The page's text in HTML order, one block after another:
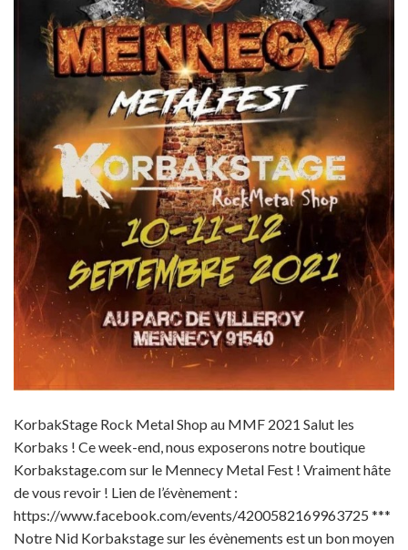
KorbakStage Rock Metal Shop au MMF 2021 Salut les
Korbaks ! Ce week-end, nous exposerons notre boutique
Korbakstage.com sur le Mennecy Metal Fest ! Vraiment hâte
de vous revoir ! Lien de l’évènement :
https://www.facebook.com/events/4200582169963725 ***
Notre Nid Korbakstage sur les évènements est un bon moyen